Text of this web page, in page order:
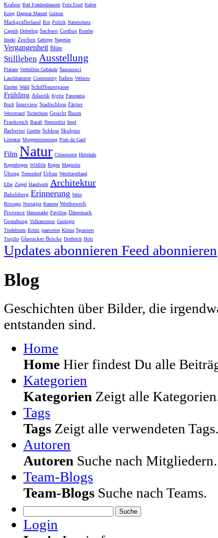
Krahne Bad Frankenhausen Fritz Eisel Kalter
Krieg Dagmar Manzel Grimm
Markgräflerland Rot Politik Naturschutz
Caputh Doberlug Sachsen Cottbus Bombe
Insekt Zeichen Gebirge Nagetier
Vergangenheit Blüte
Stillleben Ausstellung
Platane Verhülltes Gebäude Sanssouci
Lauchhammer Community Italien Welzow
Emden Wald Schiffbauergasse
Frühling Atlantik Kyritz Panorama
Buch Interview Stadtschloss Färöer
Weststrand Tschechien Gesicht Baum
Frankreich Basalt Neustrelitz Insel
Barberini Goethe Schloss Skulptur
Literatur Morgenstimmung Pont du Gard
Film Natur Chinoiserie Hirtshals
Regenbogen Wildlife Regen Magnolie
Übung Tremsdorf Urban Westhavelland
Elbe Ziegel Handwerk Architektur
Babelsberg Erinnerung Wein
Brissago Nostalgie Kamera Wettbewerb
Provence Hausmarke Pavillon Dänemark
Gestaltung Vulkanismus Geologie
Trudelturm Krimi paarweise Klima Spanien
Trujillo Glienicker Brücke Dorfteich Holz
Updates abonnieren Feed abonnieren
Blog
Geschichten über Bilder, die
entstanden sind.
Home
Home Hier findest Du alle
Kategorien
Kategorien Zeigt alle
Tags
Tags Zeigt alle verwendeten Tags.
Autoren
Autoren Suche nach Mitgliedern.
Team-Blogs
Team-Blogs Suche nach Teams.
Suche
Login